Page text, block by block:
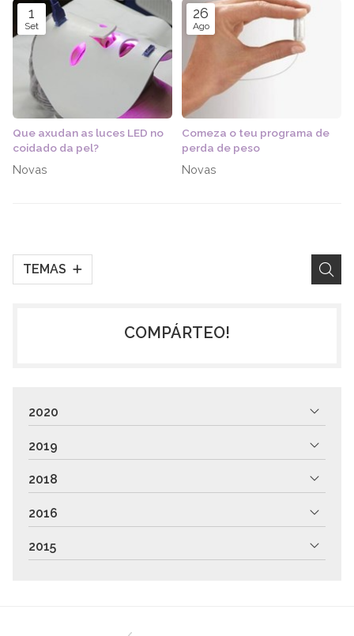
TEMAS
1
Set
Que axudan as luces LED no
coidado da pel?
Novas
26
Ago
Comeza o teu programa de
perda de peso
Novas
COMPÁRTEO!
2020
2019
2018
2016
2015